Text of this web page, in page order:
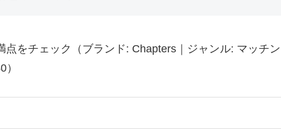
点をチェック（ブランド: Chapters｜ジャンル: マッチン